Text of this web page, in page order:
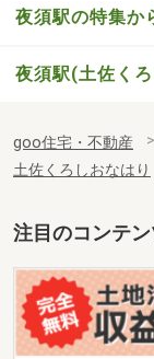
夜須駅の特集か
夜須駅(土佐く
goo住宅・不動産
土佐くろしおなはり
注目のコンテン